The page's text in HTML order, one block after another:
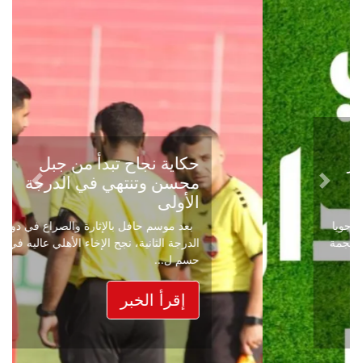
حكاية نجاح تبدأ من جبل
محسن وتنتهي في الدرجة
الأولى
بعد موسم حافل بالإثارة والصراع في دوري
الدرجة الثانية، نجح الإخاء الأهلي عاليه في
حسم ل...
إقرأ الخبر
Previous
Next